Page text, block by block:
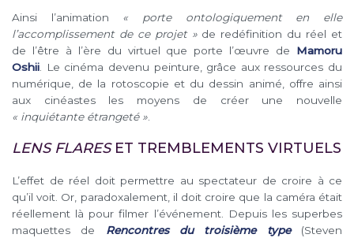
Ainsi l’animation « porte ontologiquement en elle
l’accomplissement de ce projet » de redéfinition du réel et
de l’être à l’ère du virtuel que porte l’œuvre de Mamoru
Oshii
Le cinéma devenu peinture, grâce aux ressources du
numérique, de la rotoscopie et du dessin animé, offre ainsi
aux cinéastes les moyens de créer une nouvelle
« inquiétante étrangeté »
LENS FLARESET TREMBLEMENTS VIRTUELS
L’effet de réel doit permettre au spectateur de croire à ce
qu’il voit. Or, paradoxalement, il doit croire que la caméra était
réellement là pour filmer l’événement. Depuis les superbes
maquettes de Rencontres du troisième type
(Steven